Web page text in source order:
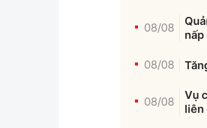
08/08
nấp
08/08
08/08
Vụ
liên